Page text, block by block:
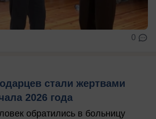
0
стали жертвами
2026 года
обратились в больницу